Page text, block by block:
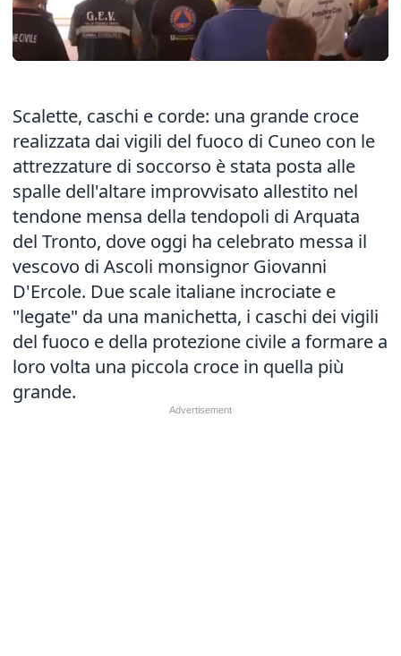
Scalette, caschi e corde: una grande croce
realizzata dai vigili del fuoco di Cuneo con le
attrezzature di soccorso è stata posta alle
spalle dell'altare improvvisato allestito nel
tendone mensa della tendopoli di Arquata
del Tronto, dove oggi ha celebrato messa il
vescovo di Ascoli monsignor Giovanni
D'Ercole. Due scale italiane incrociate e
"legate" da una manichetta, i caschi dei vigili
del fuoco e della protezione civile a formare a
loro volta una piccola croce in quella più
grande.